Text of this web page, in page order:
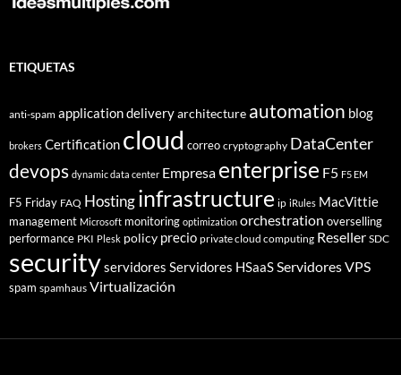
ETIQUETAS
anti-spam application deliveryarchitecture automation blog
brokers Certification cloud correo cryptography DataCenter
devops dynamic data center Empresa enterprise F5 F5 EM
F5 Friday FAQ Hostinginfrastructure ip iRules MacVittie
management Microsoft monitoring optimization orchestration overselling
performance PKI Plesk policy precio private cloud computing Reseller SDC
securityservidores Servidores HSaaSServidores VPS
spam spamhaus Virtualización